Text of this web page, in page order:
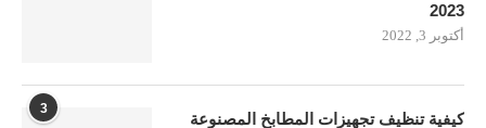
2023
أكتوبر 3, 2022
3
كيفية تنظيف تجهيزات المطابخ المصنوعة